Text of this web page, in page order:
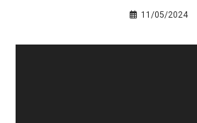
11/05/2024